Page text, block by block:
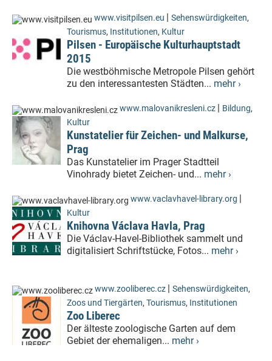
www.visitpilsen.eu | Sehenswürdigkeiten,
Tourismus, Institutionen, Kultur
Pilsen - Europäische Kulturhauptstadt
2015
Die westböhmische Metropole Pilsen gehört
zu den interessantesten Städten... mehr ›
www.malovanikresleni.cz | Bildung,
Kultur
Kunstatelier für Zeichen- und Malkurse,
Prag
Das Kunstatelier im Prager Stadtteil
Vinohrady bietet Zeichen- und... mehr ›
www.vaclavhavel-library.org |
Kultur
Knihovna Václava Havla, Prag
Die Václav-Havel-Bibliothek sammelt und
digitalisiert Schriftstücke, Fotos... mehr ›
www.zooliberec.cz | Sehenswürdigkeiten,
Zoos und Tiergärten, Tourismus, Institutionen
Zoo Liberec
Der älteste zoologische Garten auf dem
Gebiet der ehemaligen... mehr ›